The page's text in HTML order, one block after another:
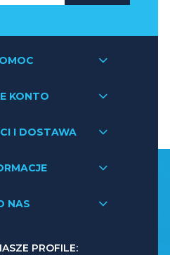
KONTO
I DOSTAWA
NAS
PROFILE: